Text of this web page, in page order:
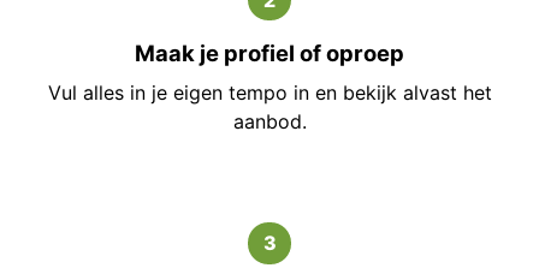
Maak je profiel of oproep
Vul alles in je eigen tempo in en bekijk alvast het
aanbod.
3